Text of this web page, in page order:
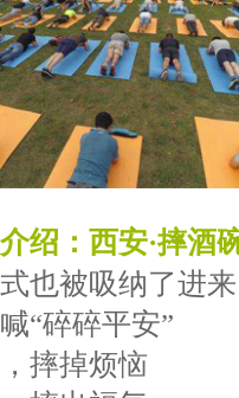
介绍：西安·摔酒
也被吸纳了进
“碎碎平安”
摔掉烦恼